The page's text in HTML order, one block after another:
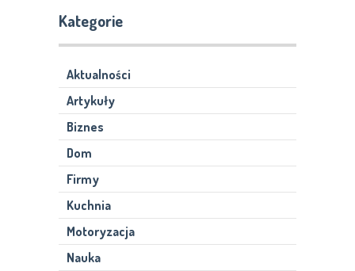
Kategorie
Aktualności
Artykuły
Biznes
Dom
Firmy
Kuchnia
Motoryzacja
Nauka